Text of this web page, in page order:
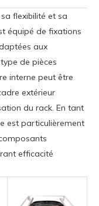
flexibilité et sa
équipé de fixations
aux
de pièces
interne peut être
extérieur
du rack. En tant
est particulièrement
efficacité